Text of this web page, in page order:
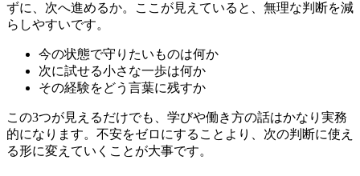
ずに、次へ進めるか。ここが見えていると、無理な判断を減
らしやすいです。
今の状態で守りたいものは何か
次に試せる小さな一歩は何か
その経験をどう言葉に残すか
この3つが見えるだけでも、学びや働き方の話はかなり実務
的になります。不安をゼロにすることより、次の判断に使え
る形に変えていくことが大事です。